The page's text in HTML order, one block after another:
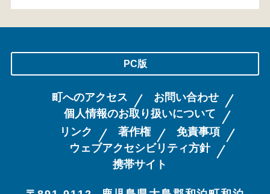
PC版
町へのアクセス
お問い合わせ
個人情報のお取り扱いについて
リンク
著作権
免責事項
ウェブアクセシビリティ方針
携帯サイト